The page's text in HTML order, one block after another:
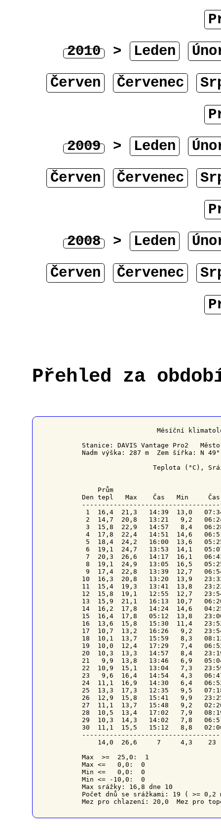
2010 > Leden
Červen
Červenec
2009 > Leden
Červen
Červenec
2008 > Leden
Červen
Červenec
Přehled za
Měsíční
Stanice: DAVIS Vantage Pro2
Nadm výška: 287 m  Zem šířka: N
Teplota (°C),
Prům
Den tepl   Max    Čas   Min
1  16,4  21,3   14:39  13,0
2  14,7  20,8   13:21   9,2
3  15,8  22,9   14:57   8,4
4  17,8  22,4   14:51  14,6
5  18,4  24,2   16:00  13,6
6  19,1  24,7   13:53  14,1
7  20,3  26,6   14:17  16,1
8  19,1  24,9   13:05  16,5
9  17,4  22,8   13:39  12,7
10  16,3  20,8   13:20  13,9
11  15,4  19,3   13:41  13,8
12  15,8  19,1   12:55  12,7
13  15,9  21,1   16:13  10,7
14  16,2  17,8   14:24  14,6
15  16,4  17,8   05:12  13,8
16  13,6  15,8   15:30  11,4
17  10,7  13,2   16:26   9,2
18  10,1  13,7   15:59   8,3
19  10,0  12,4   17:29   7,4
20  10,3  13,3   14:57   8,4
21   9,9  13,8   13:46   6,9
22  10,9  15,1   13:04   7,3
23   9,6  16,4   14:54   4,3
24  11,1  16,9   14:30   6,4
25  13,3  17,3   12:35   9,5
26  12,9  15,8   15:41   9,9
27  11,1  13,7   15:48   9,2
28  10,5  13,4   17:02   7,9
29  10,3  14,3   14:02   7,8
30  11,1  15,5   15:12   8,8
14,0  26,6     7     4,3    23
Max  >=  25,0:  1
Max <=   0,0:  0
Min <=   0,0:  0
Min <= -10,0:  0
Max srážky: 16,8 dne 10
Počet dnů se srážkami: 19 ( >= 0,2